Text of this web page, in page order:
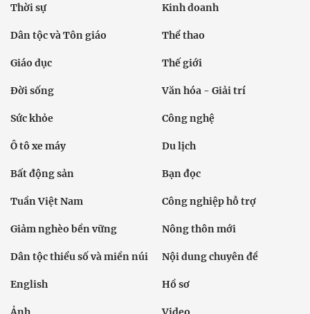
Thời sự Kinh doanh
Dân tộc và Tôn giáo Thể thao
Giáo dục Thế giới
Đời sống Văn hóa - Giải trí
Sức khỏe Công nghệ
Ô tô xe máy Du lịch
Bất động sản Bạn đọc
Tuần Việt Nam Công nghiệp hỗ trợ
Giảm nghèo bền vững Nông thôn mới
Dân tộc thiểu số và miền núi Nội dung chuyên đề
English Hồ sơ